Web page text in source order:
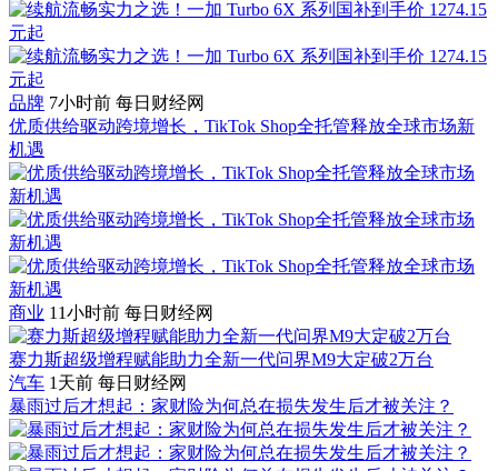
品牌 7小时前 每日财经网
优质供给驱动跨境增长，TikTok Shop全托管释放全球市场新
机遇
商业 11小时前 每日财经网
赛力斯超级增程赋能助力全新一代问界M9大定破2万台
汽车 1天前 每日财经网
暴雨过后才想起：家财险为何总在损失发生后才被关注？